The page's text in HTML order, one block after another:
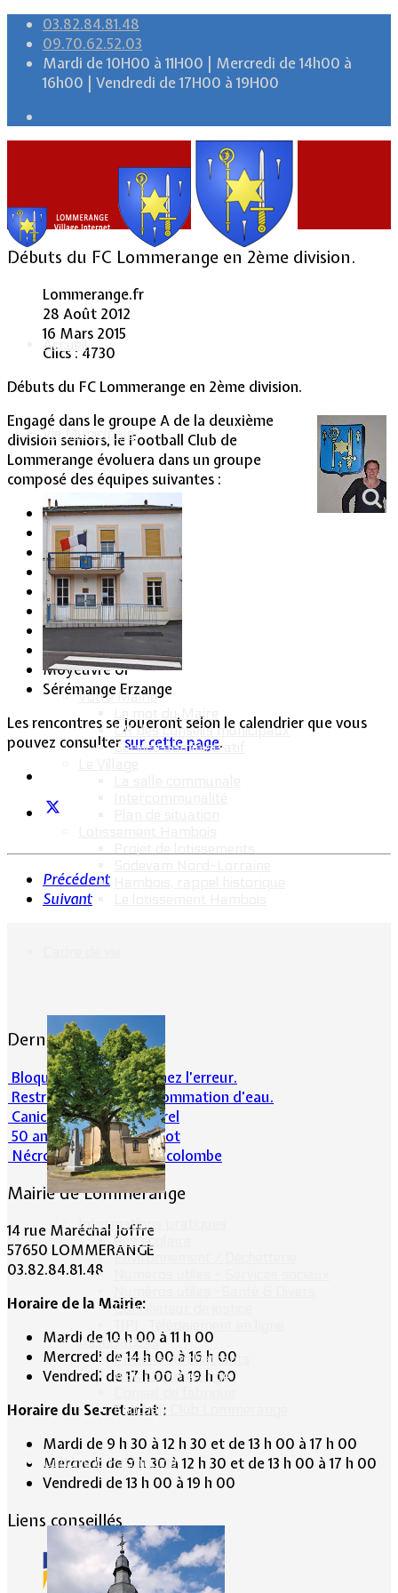
03.82.84.81.48
09.70.62.52.03
Mardi de 10H00 à 11H00 | Mercredi de 14h00 à
16h00 | Vendredi de 17H00 à 19H00
Accueil
Vie Municipale
Votre Mairie
Le mot du Maire
CR des conseils municipaux
Service administratif
Informations pratiques
Bus scolaire
Environnement / Déchetterie
Conciliateur de justice
Associations
Anciens combattants
ASK Lommerange
Football Club Lommerange
Culture & Patrimoine
Débuts du FC Lommerange en 2ème division.
Lommerange.fr
28 Août 2012
16 Mars 2015
Clics : 4730
Débuts du FC Lommerange en 2ème division.
Engagé dans le groupe A de la deuxième
division seniors, le Football Club de
Lommerange évoluera dans un groupe
composé des équipes suivantes :
Algrange AS 2
Aumetz Us
Boulange Us
Fameck Es 2
Florange As 2
Hayange Fc 2
Lommerange
Marange Es 2
Moyeuvre Ul
Sérémange Erzange
Les rencontres se joueront selon le calendrier que vous
pouvez consulter sur cette page.
Précédent
Suivant
Dernières actualités
Bloqué en forêt. Cherchez l’erreur.
Restrictions sur la consommation d'eau.
Canicule et milieu naturel
50 ans d’histoires de foot
Nécrologie : Norbert Lacolombe
Mairie de Lommerange
14 rue Maréchal Joffre
57650 LOMMERANGE
03.82.84.81.48
Horaire de la Mairie:
Mardi de 10 h 00 à 11 h 00
Mercredi de 14 h 00 à 16 h 00
Vendredi de 17 h 00 à 19 h 00
Horaire du Secrétariat :
Mardi de 9 h 30 à 12 h 30 et de 13 h 00 à 17 h 00
Mercredi de 9 h 30 à 12 h 30 et de 13 h 00 à 17 h 00
Vendredi de 13 h 00 à 19 h 00
Liens conseillés